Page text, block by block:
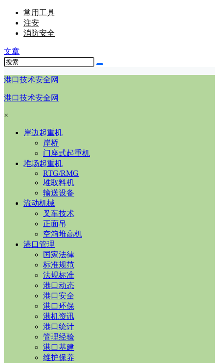
常用工具
注安
消防安全
文章
港口技术安全网
港口技术安全网
×
岸边起重机
岸桥
门座式起重机
堆场起重机
RTG/RMG
堆取料机
输送设备
流动机械
叉车技术
正面吊
空箱堆高机
港口管理
国家法律
标准规范
法规标准
港口动态
港口安全
港口环保
港机资讯
港口统计
管理经验
港口基建
维护保养